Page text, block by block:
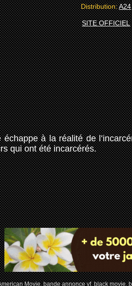
Distribution:A24
SITE OFFICIEL
à la réalité de
qui ont été incarcérés.
Movie,bande annonce vf,black movie,